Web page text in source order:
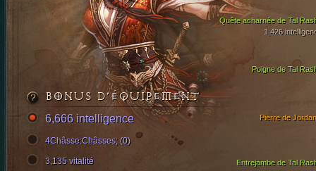
Quête acharnée de Tal
1,426
Poigne de Tal
Entrejambe de Tal
Pierre de
BONUS D’ÉQUIPEMENT
6,666 intelligence
4Châsse:Châsses; (0)
3,135 vitalité